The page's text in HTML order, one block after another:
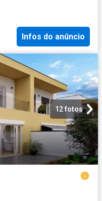
Infos do anúncio
12 fotos